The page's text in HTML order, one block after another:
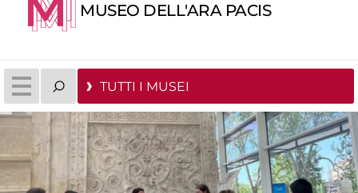
MUSEO DELL'ARA PACIS
TUTTI I MUSEI